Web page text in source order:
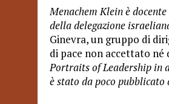
Menachem Klein è
della delegazione
Ginevra, un gruppo di
di pace non accettato né
Portraits of Leadership in
è stato da poco